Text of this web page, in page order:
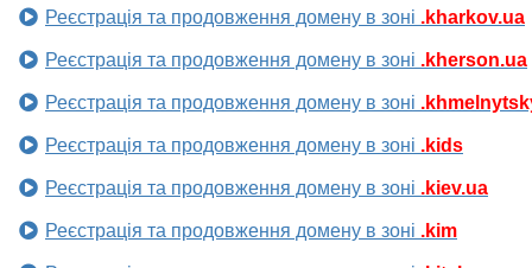
Реєстрація та продовження домену в зоні .kharkov.ua
Реєстрація та продовження домену в зоні .kherson.ua
Реєстрація та продовження домену в зоні
Реєстрація та продовження домену в зоні .kids
Реєстрація та продовження домену в зоні .kiev.ua
Реєстрація та продовження домену в зоні .kim